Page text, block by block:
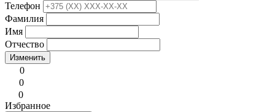
Телефон
Фамилия
Имя
Отчество
Изменить
0
0
0
Избранное